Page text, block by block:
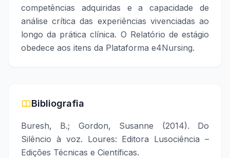
competências adquiridas e a capacidade de
análise crítica das experiências vivenciadas ao
longo da prática clínica. O Relatório de estágio
obedece aos itens da Plataforma e4Nursing.
Bibliografia
Buresh, B.; Gordon, Susanne (2014). Do
Silêncio à voz. Loures: Editora Lusociência –
Edições Técnicas e Científicas.